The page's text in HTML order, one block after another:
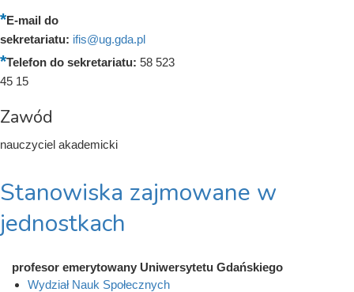
E-mail do
sekretariatu: ifis@ug.gda.pl
Telefon do sekretariatu: 58 523
45 15
Zawód
nauczyciel akademicki
Stanowiska zajmowane w
jednostkach
profesor emerytowany Uniwersytetu Gdańskiego
Wydział Nauk Społecznych